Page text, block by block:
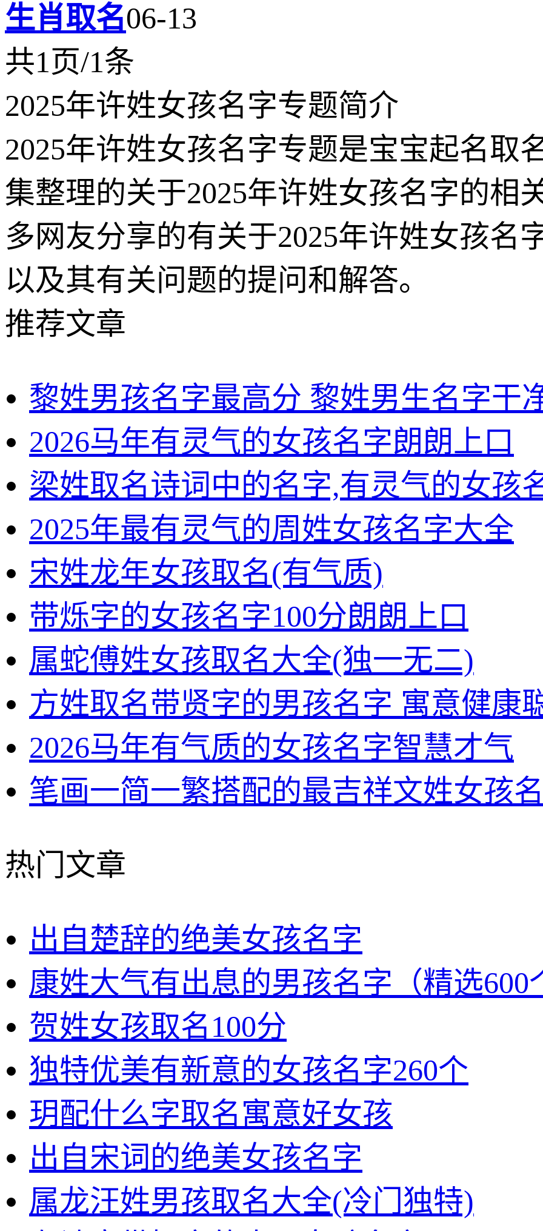
生肖取名06-13
共1页/1条
2025年许姓女孩名字专题简介
2025年许姓女孩名字专题是宝宝起名取
集整理的关于2025年许姓女孩名字的相
多网友分享的有关于2025年许姓女孩名
以及其有关问题的提问和解答。
推荐文章
黎姓男孩名字最高分 黎姓男生名字干
2026马年有灵气的女孩名字朗朗上口
梁姓取名诗词中的名字,有灵气的女孩
2025年最有灵气的周姓女孩名字大全
宋姓龙年女孩取名(有气质)
带烁字的女孩名字100分朗朗上口
属蛇傅姓女孩取名大全(独一无二)
方姓取名带贤字的男孩名字 寓意健康
2026马年有气质的女孩名字智慧才气
笔画一简一繁搭配的最吉祥文姓女孩
热门文章
出自楚辞的绝美女孩名字
康姓大气有出息的男孩名字（精选600
贺姓女孩取名100分
独特优美有新意的女孩名字260个
玥配什么字取名寓意好女孩
出自宋词的绝美女孩名字
属龙汪姓男孩取名大全(冷门独特)